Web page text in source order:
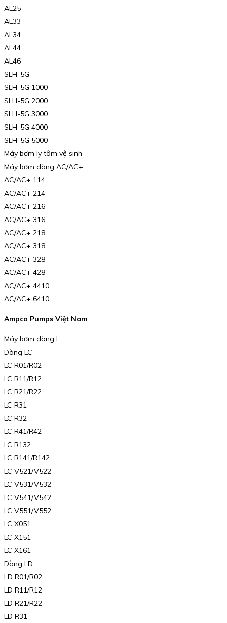
AL25
AL33
AL34
AL44
AL46
SLH-5G
SLH-5G 1000
SLH-5G 2000
SLH-5G 3000
SLH-5G 4000
SLH-5G 5000
Máy bơm ly tâm vệ sinh
Máy bơm dòng AC/AC+
AC/AC+ 114
AC/AC+ 214
AC/AC+ 216
AC/AC+ 316
AC/AC+ 218
AC/AC+ 318
AC/AC+ 328
AC/AC+ 428
AC/AC+ 4410
AC/AC+ 6410
Ampco Pumps Việt Nam
Máy bơm dòng L
Dòng LC
LC R01/R02
LC R11/R12
LC R21/R22
LC R31
LC R32
LC R41/R42
LC R132
LC R141/R142
LC V521/V522
LC V531/V532
LC V541/V542
LC V551/V552
LC X051
LC X151
LC X161
Dòng LD
LD R01/R02
LD R11/R12
LD R21/R22
LD R31